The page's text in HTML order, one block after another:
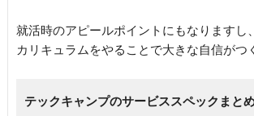
就活時のアピールポイントにもなりますし
カリキュラムをやることで大きな自信がつ
テックキャンプのサービススペックまと